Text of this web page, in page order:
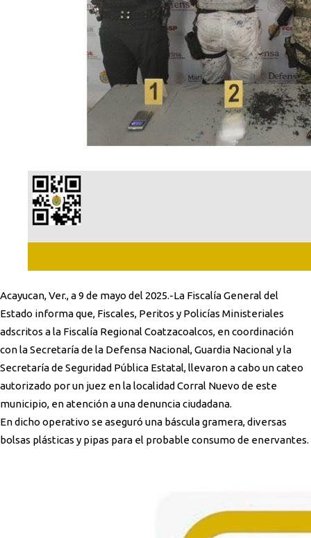
Acayucan, Ver., a 9 de mayo del 2025.-La Fiscalía General del
Estado informa que, Fiscales, Peritos y Policías Ministeriales
adscritos a la Fiscalía Regional Coatzacoalcos, en coordinación
con la Secretaría de la Defensa Nacional, Guardia Nacional y la
Secretaría de Seguridad Pública Estatal, llevaron a cabo un cateo
autorizado por un juez en la localidad Corral Nuevo de este
municipio, en atención a una denuncia ciudadana.
En dicho operativo se aseguró una báscula gramera, diversas
bolsas plásticas y pipas para el probable consumo de enervantes.